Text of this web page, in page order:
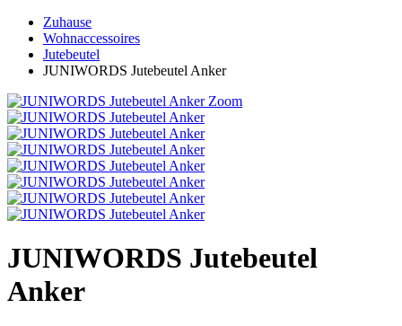
Zuhause
Wohnaccessoires
Jutebeutel
JUNIWORDS Jutebeutel Anker
Zoom
JUNIWORDS Jutebeutel
Anker